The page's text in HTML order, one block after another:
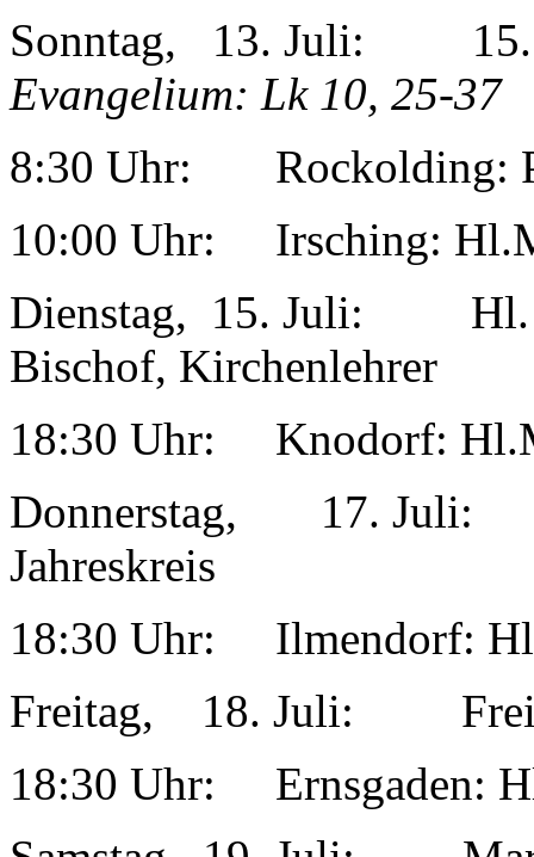
Sonntag, 13. Juli: 15.
Evangelium: Lk 10, 25-37
8:30 Uhr: Rockolding:
10:00 Uhr: Irsching:
Dienstag, 15. Juli: Hl.
Bischof, Kirchenlehrer
18:30 Uhr: Knodorf:
Donnerstag, 17. Juli:
Jahreskreis
18:30 Uhr: Ilmendorf:
Freitag, 18. Juli: Freitag
18:30 Uhr: Ernsgaden: